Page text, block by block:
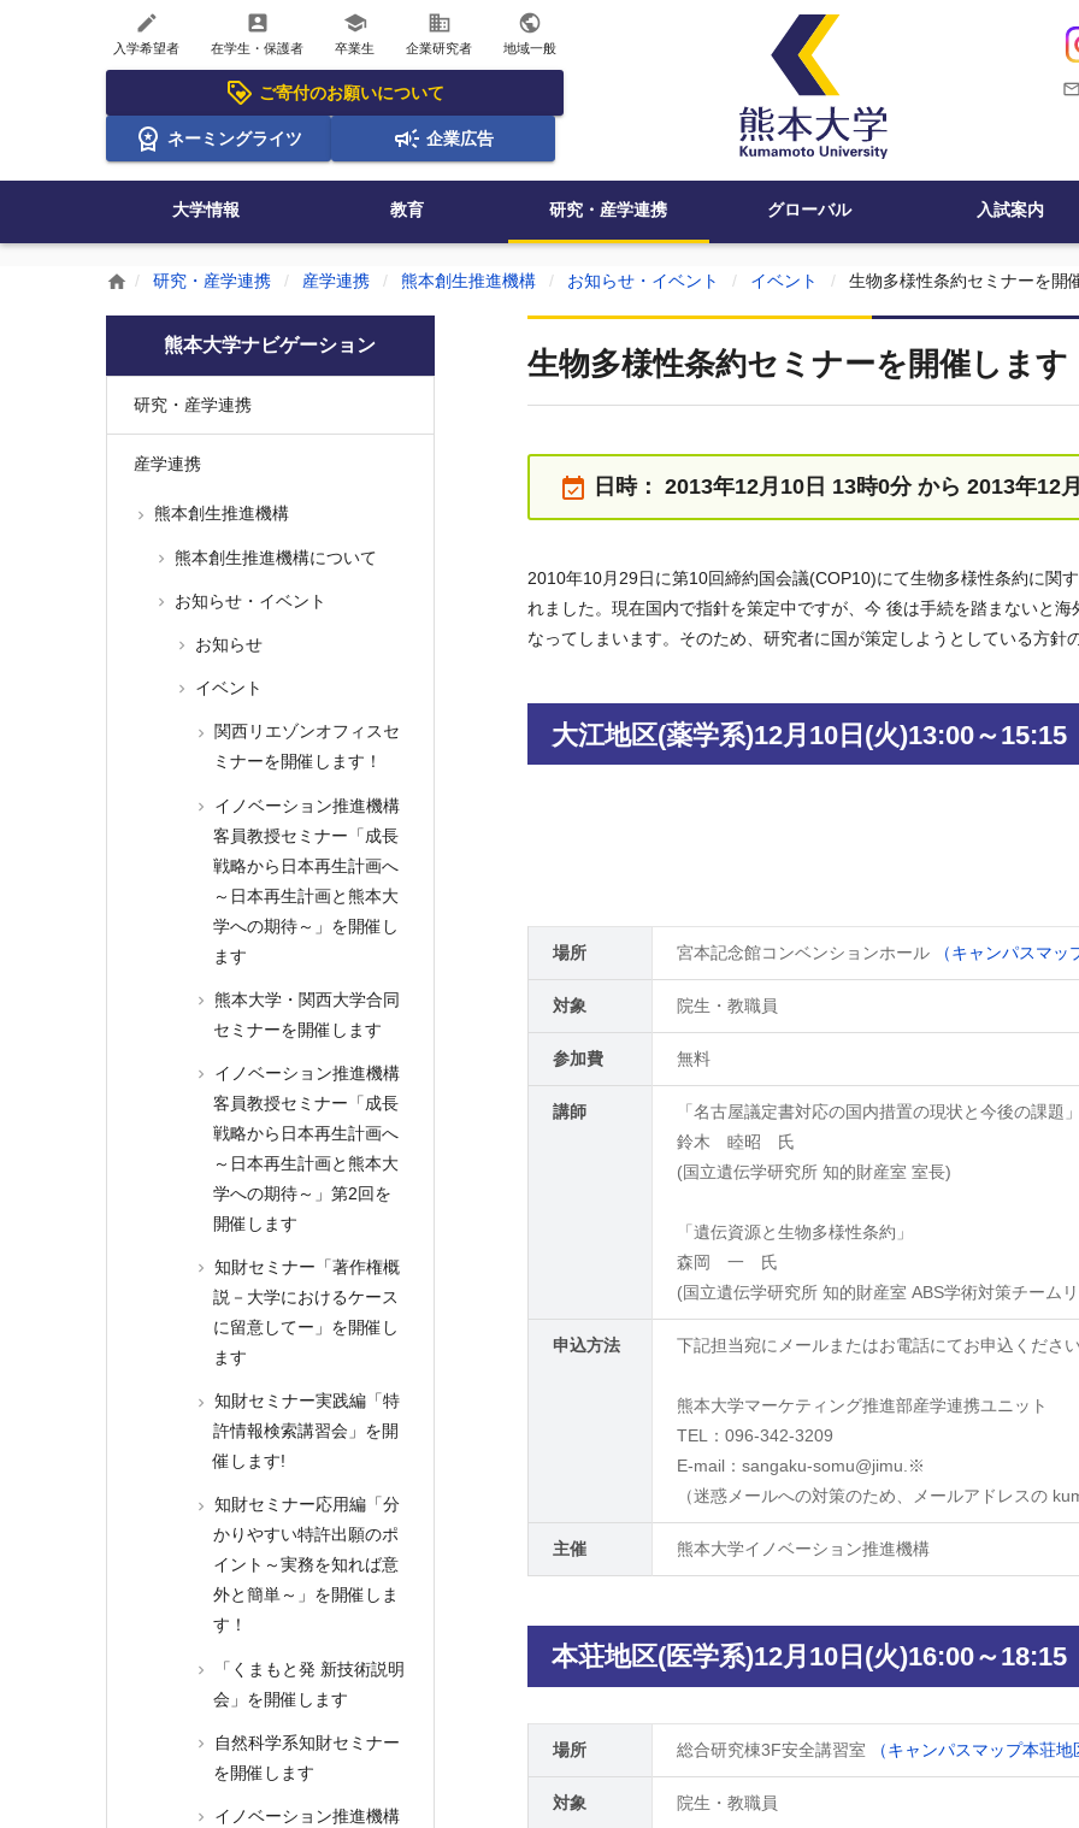
create
入学希望者
account_box
在学生・保護者
school
卒業生
business
企業研究者
public
地域一般
ご寄付のお願いについて
ネーミングライツ 企業広告
mail_outline
大学情報 教育 研究・産学連携 グローバル 入試案内
home 研究・産学連携 産学連携 熊本創生推進機構 お知らせ・イベント イベント 生物多様性条約セミナーを開
生物多様性条約セミナーを開催します
event_available 日時： 2013年12月10日 13時0分 から 2013年12
2010年10月29日に第10回締約国会議(COP10)にて生物多様性条約に関
れました。現在国内で指針を策定中ですが、今 後は手続を踏まないと海
なってしまいます。そのため、研究者に国が策定しようとしている方針
大江地区(薬学系)12月10日(火)13:00～15:15
場所 宮本記念館コンベンションホール （キャンパスマッ
対象 院生・教職員
参加費 無料
講師
「名古屋議定書対応の国内措置の現状と今後の課題」
鈴木 睦昭 氏
(国立遺伝学研究所 知的財産室 室長)
「遺伝資源と生物多様性条約」
森岡 一 氏
(国立遺伝学研究所 知的財産室 ABS学術対策チーム
申込方法 下記担当宛にメールまたはお電話にてお申込ください
熊本大学マーケティング推進部産学連携ユニット
TEL：096-342-3209
E-mail：sangaku-somu@jimu.※
（迷惑メールへの対策のため、メールアドレスの
主催 熊本大学イノベーション推進機構
本荘地区(医学系)12月10日(火)16:00～18:15
場所 総合研究棟3F安全講習室 （キャンパスマップ本荘地
対象 院生・教職員
熊本大学ナビゲーション
研究・産学連携
産学連携
熊本創生推進機構
熊本創生推進機構について
お知らせ・イベント
お知らせ
イベント
関西リエゾンオフィスセ
ミナーを開催します！
イノベーション推進機構
客員教授セミナー「成長
戦略から日本再生計画へ
～日本再生計画と熊本大
学への期待～」を開催し
ます
熊本大学・関西大学合同
セミナーを開催します
イノベーション推進機構
客員教授セミナー「成長
戦略から日本再生計画へ
～日本再生計画と熊本大
学への期待～」第2回を
開催します
知財セミナー「著作権概
説－大学におけるケース
に留意してー」を開催し
ます
知財セミナー実践編「特
許情報検索講習会」を開
催します!
知財セミナー応用編「分
かりやすい特許出願のポ
イント～実務を知れば意
外と簡単～」を開催しま
す！
「くまもと発 新技術説明
会」を開催します
自然科学系知財セミナー
を開催します
イノベーション推進機構